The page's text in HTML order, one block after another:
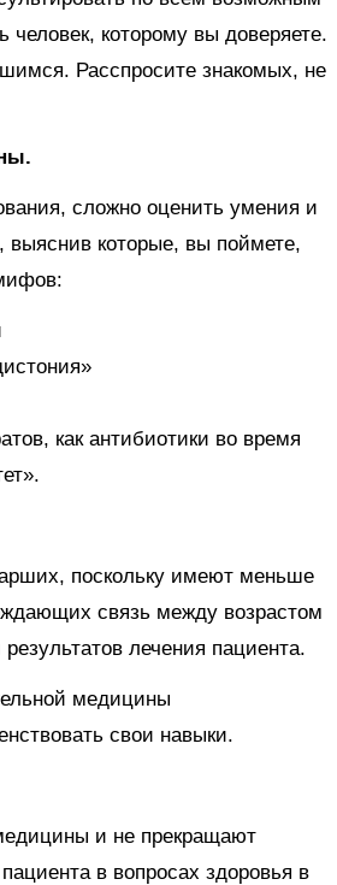
которому вы доверяете.
Расспросите знакомых, не
сложно оценить умения и
выяснив которые, вы поймете,
как антибиотики во время
поскольку имеют меньше
связь между возрастом
лечения пациента.
медицины
свои навыки.
и не прекращают
в вопросах здоровья в